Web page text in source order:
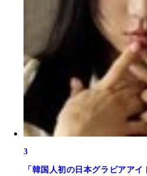
3
「韓国人初の日本グラビアア